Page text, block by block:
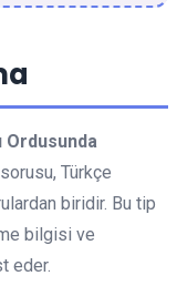
Ordusunda
Türkçe
biridir. Bu tip
bilgisi ve
eder.